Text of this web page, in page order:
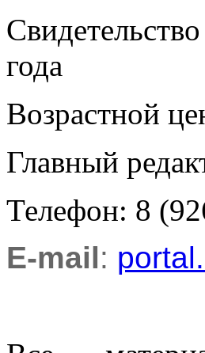
года
Возрастной
Главный
Телефон: 8
E-mail: